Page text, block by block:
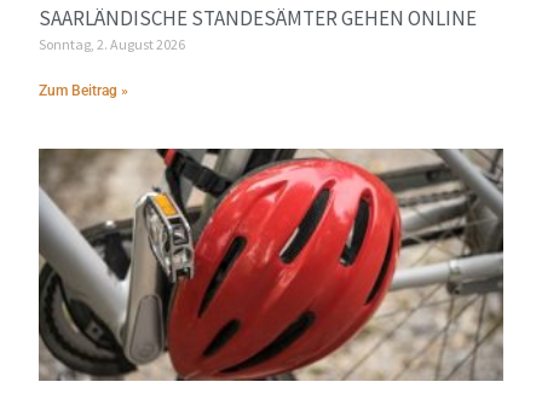
SAARLÄNDISCHE STANDESÄMTER GEHEN ONLINE
Sonntag, 2. August 2026
Zum Beitrag »